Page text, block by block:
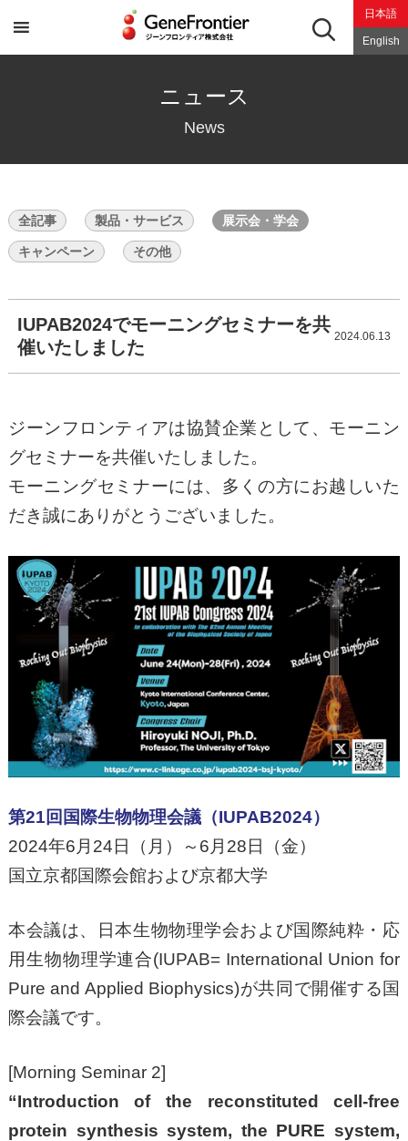
content
日本語
English
ニュース
News
全記事 製品・サービス 展示会・学会
キャンペーン その他
IUPAB2024でモーニングセミナーを共
催いたしました
2024.06.13
ジーンフロンティアは協賛企業として、モーニン
グセミナーを共催いたしました。
モーニングセミナーには、多くの方にお越しいた
だき誠にありがとうございました。
第21回国際生物物理会議（IUPAB2024）
2024年6月24日（月）～6月28日（金）
国立京都国際会館および京都大学
本会議は、日本生物物理学会および国際純粋・応
用生物物理学連合(IUPAB= International Union for
Pure and Applied Biophysics)が共同で開催する国
際会議です。
[Morning Seminar 2]
“Introduction of the reconstituted cell-free
protein synthesis system, the PURE system,